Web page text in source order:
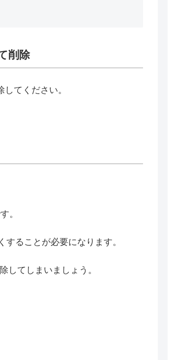
削除
てください。
。
ることが必要になります。
してしまいましょう。